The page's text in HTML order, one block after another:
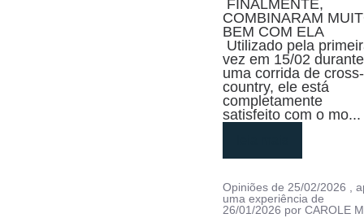
COMBINARAM
BEM COM ELA
vez em 15/02 durante
uma corrida de cross-
country, ele está
completamente
satisfeito com o mo...
Opiniões de25/02/2026 ,
uma experiência de
26/01/2026 porCAROLE